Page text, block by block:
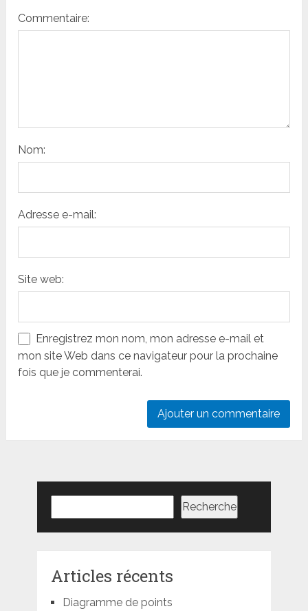
Commentaire:
Nom:
Adresse e-mail:
Site web:
Enregistrez mon nom, mon adresse e-mail et
mon site Web dans ce navigateur pour la prochaine
fois que je commenterai.
Recherche
Articles récents
Diagramme de points